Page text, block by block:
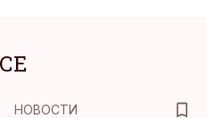
НОВОСТИ